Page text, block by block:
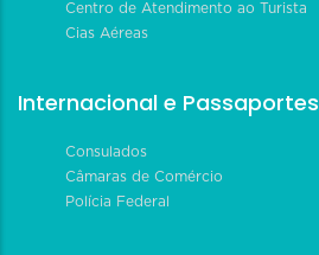
Centro de Atendimento ao Turista
Cias Aéreas
Internacional e Passaportes
Consulados
Câmaras de Comércio
Polícia Federal